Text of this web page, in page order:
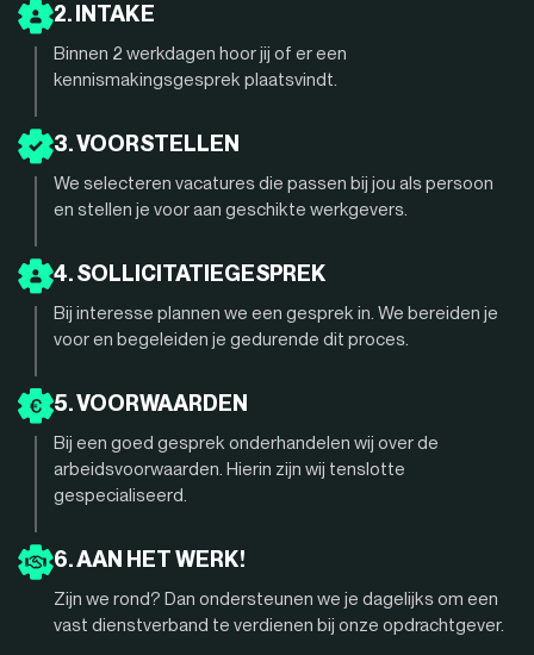
2. INTAKE
Binnen 2 werkdagen hoor jij of er een
kennismakingsgesprek plaatsvindt.
3. VOORSTELLEN
We selecteren vacatures die passen bij jou als persoon
en stellen je voor aan geschikte werkgevers.
4. SOLLICITATIEGESPREK
Bij interesse plannen we een gesprek in. We bereiden je
voor en begeleiden je gedurende dit proces.
5. VOORWAARDEN
Bij een goed gesprek onderhandelen wij over de
arbeidsvoorwaarden. Hierin zijn wij tenslotte
gespecialiseerd.
6. AAN HET WERK!
Zijn we rond? Dan ondersteunen we je dagelijks om een
vast dienstverband te verdienen bij onze opdrachtgever.